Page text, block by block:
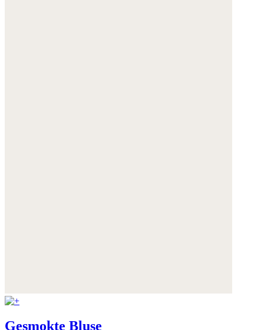
Gesmokte Bluse